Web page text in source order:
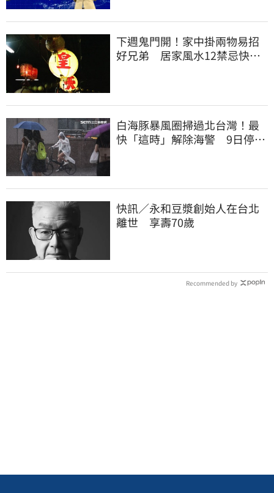
下週鬼門開！家中掛兩物易招
好兄弟 居家風水12禁忌快檢
白海豚暴風圈掃過北台灣！最
快「這時」解除海警 9日停班
快訊／永和豆漿創始人在台北
離世 享壽70歲
Recommended by